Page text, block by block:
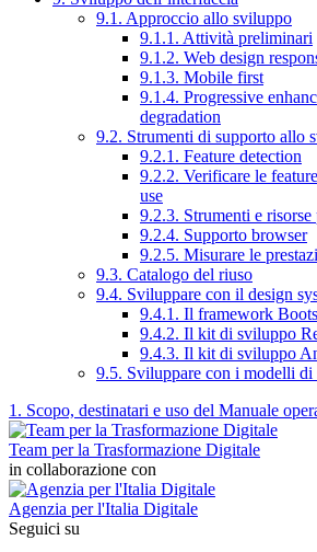
9.1. Approccio allo sviluppo
9.1.1. Attività preliminari
9.1.2. Web design
9.1.3. Mobile first
9.1.4. Progressive
degradation
9.2. Strumenti di supporto allo
9.2.1. Feature detection
9.2.2. Verificare le
use
9.2.3. Strumenti e
9.2.4. Supporto browser
9.2.5. Misurare le
9.3. Catalogo del riuso
9.4. Sviluppare con il design
9.4.1. Il framework
9.4.2. Il kit di sviluppo
9.4.3. Il kit di sviluppo
9.5. Sviluppare con i modelli di
1. Scopo, destinatari e uso del Manuale
Team per la Trasformazione Digitale
in collaborazione con
Agenzia per l'Italia Digitale
Seguici su